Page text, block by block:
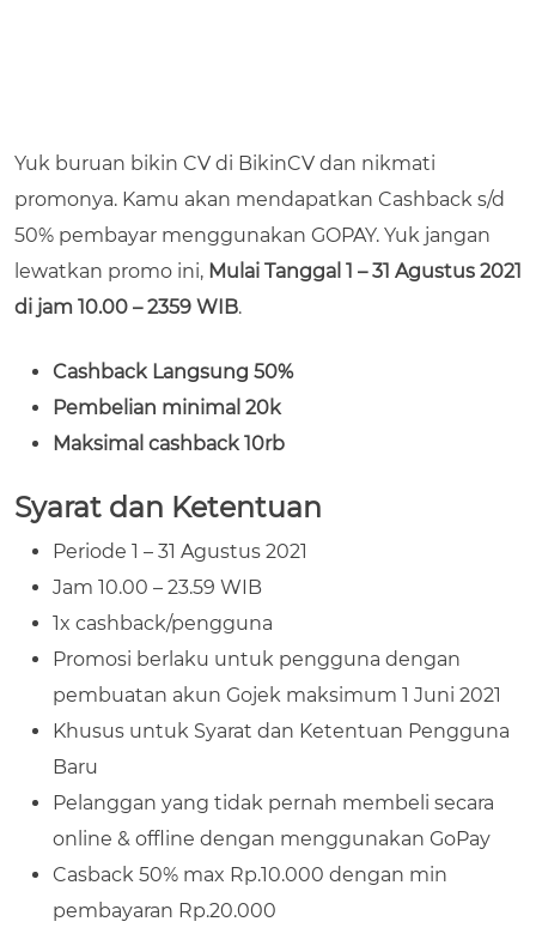
Yuk buruan bikin CV di BikinCV dan nikmati
promonya. Kamu akan mendapatkan Cashback s/d
50% pembayar menggunakan GOPAY. Yuk jangan
lewatkan promo ini, Mulai Tanggal 1 – 31 Agustus 2021
di jam 10.00 – 2359 WIB.
Cashback Langsung 50%
Pembelian minimal 20k
Maksimal cashback 10rb
Syarat dan Ketentuan
Periode 1 – 31 Agustus 2021
Jam 10.00 – 23.59 WIB
1x cashback/pengguna
Promosi berlaku untuk pengguna dengan
pembuatan akun Gojek maksimum 1 Juni 2021
Khusus untuk Syarat dan Ketentuan Pengguna
Baru
Pelanggan yang tidak pernah membeli secara
online & offline dengan menggunakan GoPay
Casback 50% max Rp.10.000 dengan min
pembayaran Rp.20.000